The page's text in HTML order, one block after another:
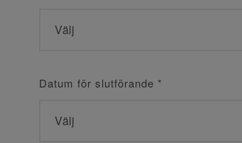
Datum för slutförande *